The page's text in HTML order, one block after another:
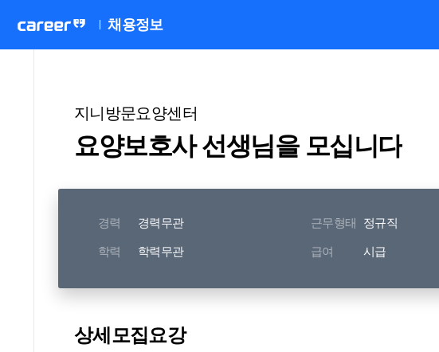
채용정보
지니방문요양센터
요양보호사 선생님을 모십니다
경력 경력무관 근무형태 정규직
학력 학력무관 급여 시급
상세모집요강